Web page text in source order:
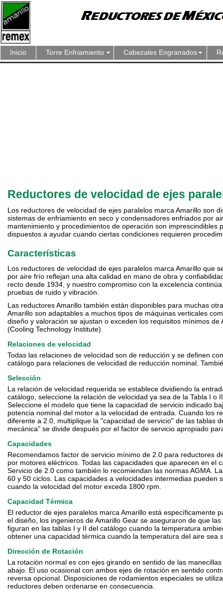
Inicio Torre Enfriamiento Cabezales Engranados
Reductores de velocidad de ejes
Los reductores de velocidad de ejes paralelos marca Amarillo son
sistemas de enfriamiento en seco y condensadores enfriados por
mantenimiento y procedimientos de operación son
dispuestos a ayudar cuando ciertas condiciones requieren
Características
Los reductores de velocidad de ejes paralelos marca Amarillo que
por aire frío reflejan una alta calidad en mano de obra y
recto desde 1934, y nuestro compromiso con la excelencia
pruebas de ruido y vibración.
Las reductores Amarillo también están disponibles para muchas
Amarillo son adaptables a muchos tipos de máquinas verticales
diseño y valoración se ajustan o exceden los requisitos mínimos
(Cooling Technology Institute)
Relaciones de velocidad
Todas las relaciones de velocidad son de reducción y se definen
catálogo para relaciones de velocidad de reducción nominal.
Selección
La relación de velocidad requerida se establece dividiendo la
catálogo, seleccione la relación de velocidad ya sea de la Tabla I
Seleccione el modelo que tiene la capacidad de servicio indicado
potencia nominal del motor a la velocidad de entrada. Cuando los
diferente a 2.0, multiplique la "capacidad de servicio" de las tablas
mecánica" se divide después por el factor de servicio apropiado
Capacidades
Recomendamos factor de servicio mínimo de 2.0 para reductores
por motores eléctricos. Todas las capacidades que aparecen en el
Servicio de 2.0 como también lo recomiendan las normas AGMA.
60 y 50 ciclos. Las capacidades a velocidades intermedias
cuando la velocidad del motor exceda 1800 rpm.
Capacidad Térmica
El reductor de ejes paralelos marca Amarillo está específicamente
el diseño, los ingenieros de Amarillo Gear se aseguraron de que
figuran en las tablas I y II del catálogo cuando la temperatura
obtener una capacidad térmica cuando la temperatura del aire sea
Dirección de Rotación
La rotación normal es con ejes girando en sentido de las
abajo. El uso ocasional con ambos ejes de rotación en sentido
reversa opcional. Disposiciones de rodamientos especiales se
reductores deben ordenarse en consecuencia.